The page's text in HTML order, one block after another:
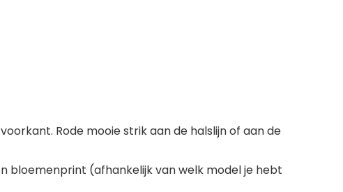
Rode mooie strik aan de halslijn of aan de
bloemenprint (afhankelijk van welk model je hebt